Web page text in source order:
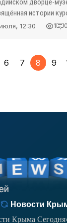
дворце-
истории
и её значению в
12:30 1 0
6 7 8 9
Новости
Крыма